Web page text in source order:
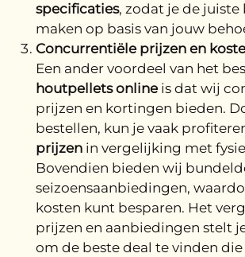
specificaties, zodat je de juiste
maken op basis van jouw
Concurrentiële prijzen en
Een ander voordeel van het
houtpellets onlineis dat wij
prijzen en kortingen bieden.
bestellen, kun je vaak
prijzen in vergelijking met
Bovendien bieden wij
seizoensaanbiedingen,
kosten kunt besparen. Het
prijzen en aanbiedingen stelt
om de beste deal te vinden